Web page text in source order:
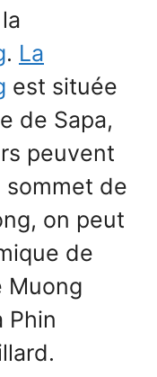
. La
est située
de Sapa,
peuvent
sommet de
on peut
de
Muong
Phin